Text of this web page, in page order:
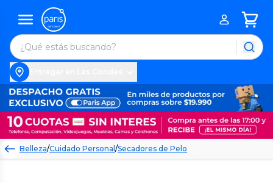
Belleza/Cuidado Personal/Secadores de Pelo